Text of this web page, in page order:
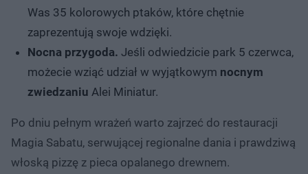
Was 35 kolorowych ptaków, które chętnie
zaprezentują swoje wdzięki.
Nocna przygoda. Jeśli odwiedzicie park 5 czerwca,
możecie wziąć udział w wyjątkowym nocnym
zwiedzaniu Alei Miniatur.
Po dniu pełnym wrażeń warto zajrzeć do restauracji
Magia Sabatu, serwującej regionalne dania i prawdziwą
włoską pizzę z pieca opalanego drewnem.